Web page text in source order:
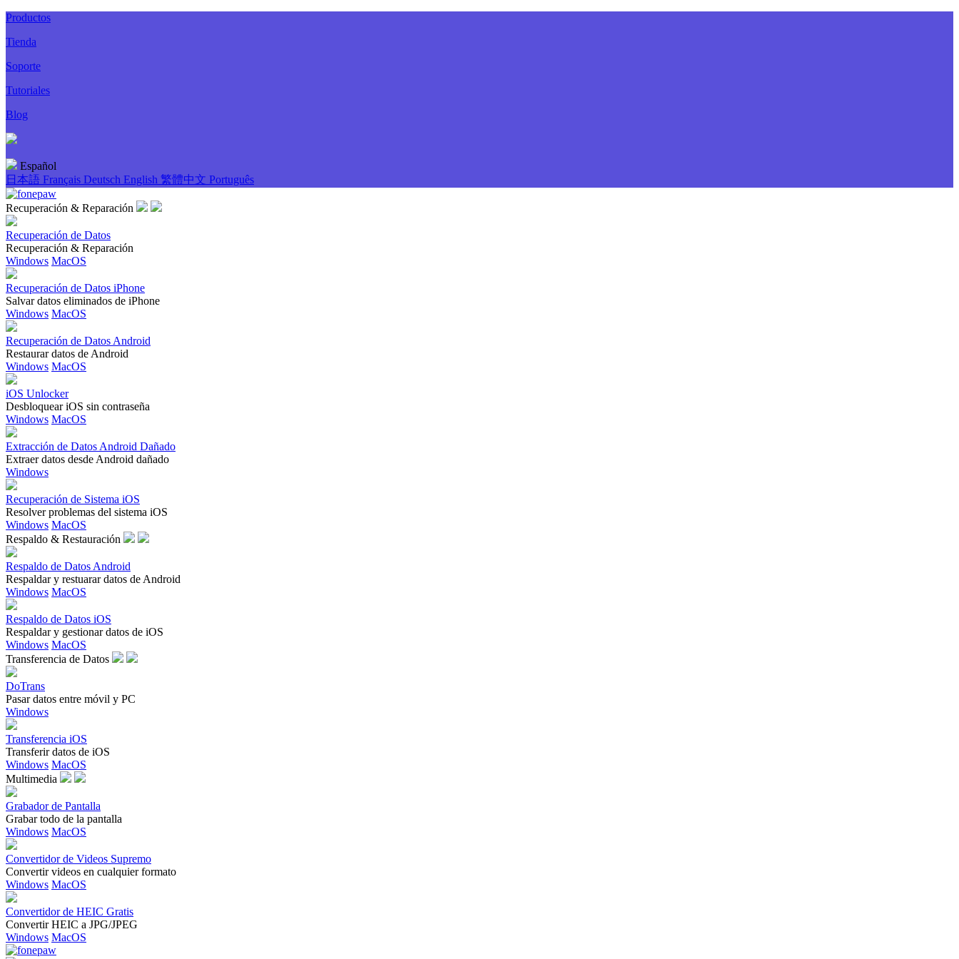
Productos
Tienda
Soporte
Tutoriales
Blog
Español
日本語 Français Deutsch English 繁體中文 Português
Recuperación & Reparación
Recuperación de Datos
Recuperación & Reparación
Windows MacOS
Recuperación de Datos iPhone
Salvar datos eliminados de iPhone
Windows MacOS
Recuperación de Datos Android
Restaurar datos de Android
Windows MacOS
iOS Unlocker
Desbloquear iOS sin contraseña
Windows MacOS
Extracción de Datos Android Dañado
Extraer datos desde Android dañado
Windows
Recuperación de Sistema iOS
Resolver problemas del sistema iOS
Windows MacOS
Respaldo & Restauración
Respaldo de Datos Android
Respaldar y restuarar datos de Android
Windows MacOS
Respaldo de Datos iOS
Respaldar y gestionar datos de iOS
Windows MacOS
Transferencia de Datos
DoTrans
Pasar datos entre móvil y PC
Windows
Transferencia iOS
Transferir datos de iOS
Windows MacOS
Multimedia
Grabador de Pantalla
Grabar todo de la pantalla
Windows MacOS
Convertidor de Videos Supremo
Convertir videos en cualquier formato
Windows MacOS
Convertidor de HEIC Gratis
Convertir HEIC a JPG/JPEG
Windows MacOS